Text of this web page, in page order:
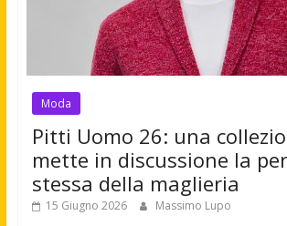
Moda
Pitti Uomo 26: una
mette in discussione la
stessa della maglieria
15 Giugno 2026 Massimo Lupo